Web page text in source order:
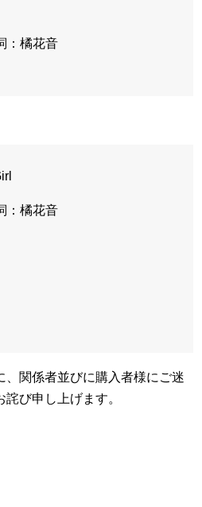
：橘花音
：橘花音
、関係者並びに購入者様にご迷
び申し上げます。